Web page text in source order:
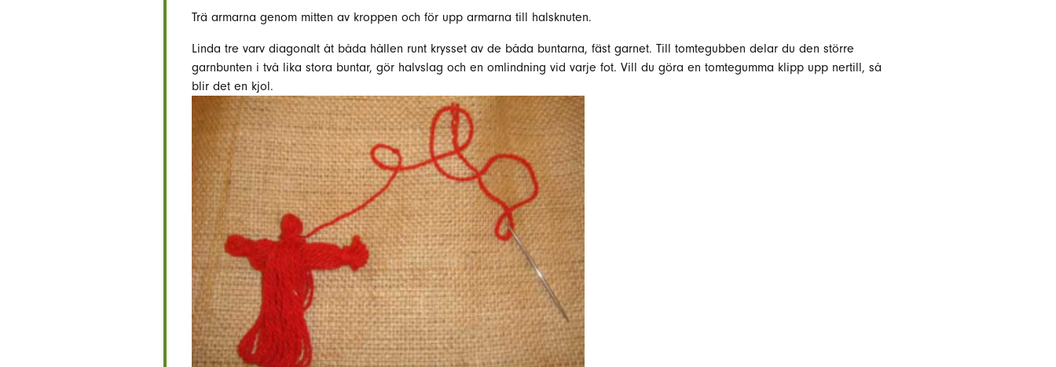
Trä armarna genom mitten av kroppen och för upp armarna till halsknuten.
Linda tre varv diagonalt åt båda hållen runt krysset av de båda buntarna, fäst garnet. Till tomtegubben delar du den större
garnbunten i två lika stora buntar, gör halvslag och en omlindning vid varje fot. Vill du göra en tomtegumma klipp upp nertill, så
blir det en kjol.